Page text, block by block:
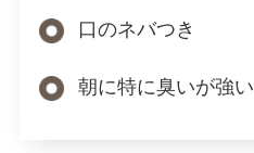
口のネバつき
朝に特に臭いが強い